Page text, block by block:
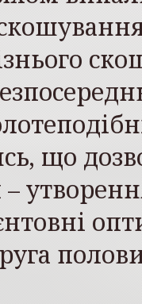
що